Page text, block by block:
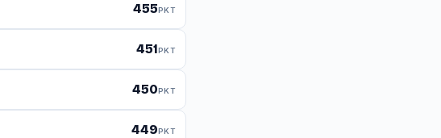
455PKT
451PKT
450PKT
449PKT